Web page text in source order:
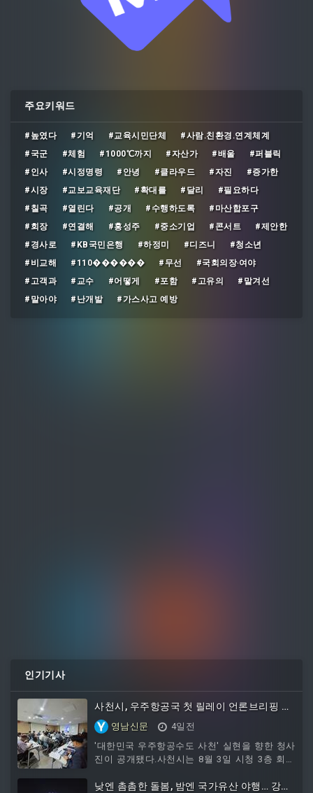
주요키워드
#높였다 #기억 #교육시민단체
#사람․친환경․연계체계
#국군
#체험 #1000℃까지 #자산가 #배울
#퍼블릭
#인사
#시정명령 #안녕 #클라우드 #자진
#증가한
#시장
#교보교육재단 #확대를 #달리
#필요하다
#칠곡
#열린다 #공개 #수행하도록
#마산합포구
#회장
#연결해 #홍성주 #중소기업 #콘서트
#제안한
#경사로
#KB국민은행 #하정미 #디즈니
#청소년
#비교해
#110������ #무선
#국회의장‧여야
#고객과
#교수 #어떻게 #포함 #고유의
#맡겨선
#말아야
#난개발 #가스사고 예방
인기기사
사천시, 우주항공국 첫 릴레이 언론브리핑 개
최! 민선9기 핵심 전략 설명
영남신문
4일전
'대한민국 우주항공수도 사천' 실현을 향한 청사
진이 공개됐다.사천시는 8월 3일 시청 3층 회의
언론브리핑의 첫 일정을 열고, 우주항공 정책과
낮엔 촘촘한 돌봄, 밤엔 국가유산 야행… 강릉